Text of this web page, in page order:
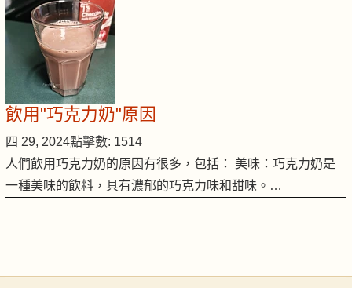
飲用"巧克力奶"原因
四 29, 2024點擊數: 1514
人們飲用巧克力奶的原因有很多，包括： 美味：巧克力奶是
一種美味的飲料，具有濃郁的巧克力味和甜味。…